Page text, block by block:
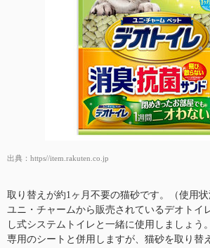
出典： https//item.rakuten.co.jp
取り替えが約1ヶ月不要の猫砂です。（使用状
ユニ・チャームから販売されているデオトイ
し式システムトイレと一緒に使用しましょう。
専用のシートと併用しますが、猫砂を取り替